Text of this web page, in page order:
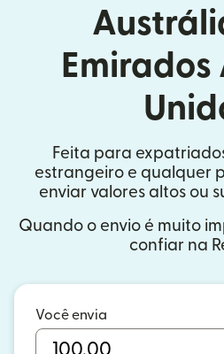
Feita para
estrangeiro e qualquer
enviar valores altos ou
Quando o envio é muito
confiar na
Você envia